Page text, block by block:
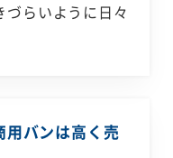
づらいように日々
用バンは高く売